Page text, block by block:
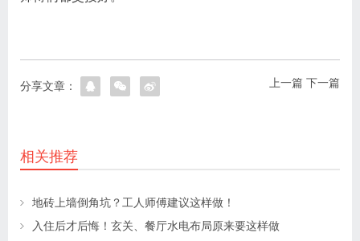
上一篇 下一篇
分享文章：
相关推荐
地砖上墙倒角坑？工人师傅建议这样做！
入住后才后悔！玄关、餐厅水电布局原来要这样做